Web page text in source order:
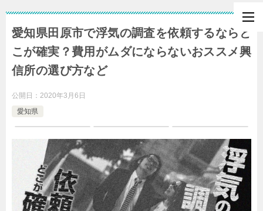
愛知県田原市で浮気の調査を依頼するならど
こが確実？費用がムダにならないおススメ興
信所の選び方など
公開日： 2020年3月6日
愛知県